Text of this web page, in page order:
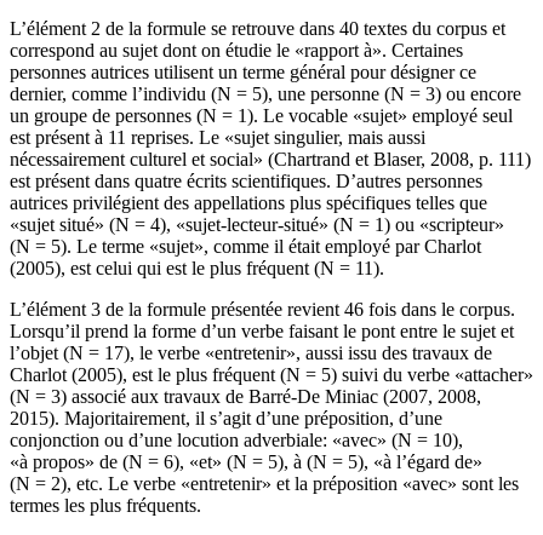
L’élément 2 de la formule se retrouve dans 40 textes du corpus et
correspond au sujet dont on étudie le «rapport à». Certaines
personnes autrices utilisent un terme général pour désigner ce
dernier, comme l’individu (N = 5), une personne (N = 3) ou encore
un groupe de personnes (N = 1). Le vocable «sujet» employé seul
est présent à 11 reprises. Le «sujet singulier, mais aussi
nécessairement culturel et social» (Chartrand et Blaser, 2008, p. 111)
est présent dans quatre écrits scientifiques. D’autres personnes
autrices privilégient des appellations plus spécifiques telles que
«sujet situé» (N = 4), «sujet-lecteur-situé» (N = 1) ou «scripteur»
(N = 5). Le terme «sujet», comme il était employé par Charlot
(2005), est celui qui est le plus fréquent (N = 11).
L’élément 3 de la formule présentée revient 46 fois dans le corpus.
Lorsqu’il prend la forme d’un verbe faisant le pont entre le sujet et
l’objet (N = 17), le verbe «entretenir», aussi issu des travaux de
Charlot (2005), est le plus fréquent (N = 5) suivi du verbe «attacher»
(N = 3) associé aux travaux de Barré-De Miniac (2007, 2008,
2015). Majoritairement, il s’agit d’une préposition, d’une
conjonction ou d’une locution adverbiale: «avec» (N = 10),
«à propos» de (N = 6), «et» (N = 5), à (N = 5), «à l’égard de»
(N = 2), etc. Le verbe «entretenir» et la préposition «avec» sont les
termes les plus fréquents.